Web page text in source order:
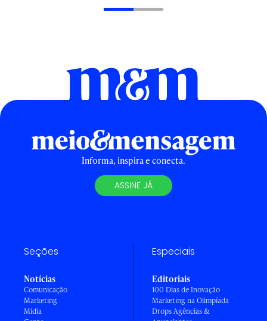
Informa, inspira e conecta.
ASSINE JÁ
Seções
Notícias
Comunicação
Marketing
Mídia
Especiais
Editoriais
100 Dias de Inovação
Marketing na Olimpíada
Drops Agências &